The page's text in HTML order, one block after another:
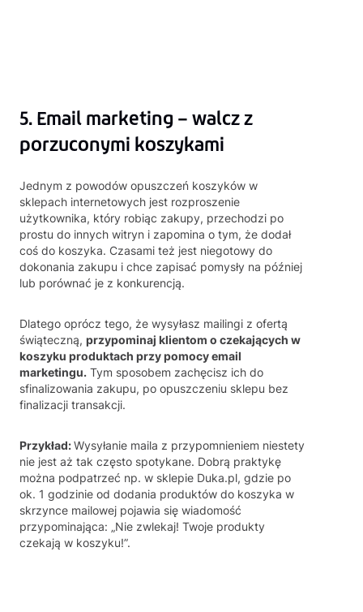
5. Email marketing – walcz z
porzuconymi koszykami
Jednym z powodów opuszczeń koszyków w
sklepach internetowych jest rozproszenie
użytkownika, który robiąc zakupy, przechodzi po
prostu do innych witryn i zapomina o tym, że dodał
coś do koszyka. Czasami też jest niegotowy do
dokonania zakupu i chce zapisać pomysły na później
lub porównać je z konkurencją.
Dlatego oprócz tego, że wysyłasz mailingi z ofertą
świąteczną, przypominaj klientom o czekających w
koszyku produktach przy pomocy email
marketingu. Tym sposobem zachęcisz ich do
sfinalizowania zakupu, po opuszczeniu sklepu bez
finalizacji transakcji.
Przykład:Wysyłanie maila z przypomnieniem niestety
nie jest aż tak często spotykane. Dobrą praktykę
można podpatrzeć np. w sklepie Duka.pl, gdzie po
ok. 1 godzinie od dodania produktów do koszyka w
skrzynce mailowej pojawia się wiadomość
przypominająca: „Nie zwlekaj! Twoje produkty
czekają w koszyku!”.